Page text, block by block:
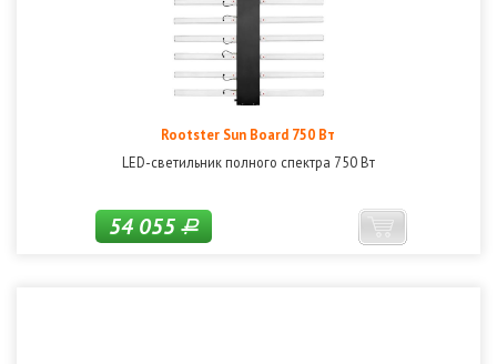
Rootster Sun Board 750 Вт
LED-светильник полного спектра 750 Вт
54 055Р